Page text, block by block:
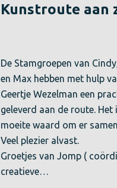
Kunstroute aan
De Stamgroepen van
en Max hebben met hulp
Geertje Wezelman een
geleverd aan de route. Het
moeite waard om er
Veel plezier alvast.
Groetjes van Jomp (
creatieve…